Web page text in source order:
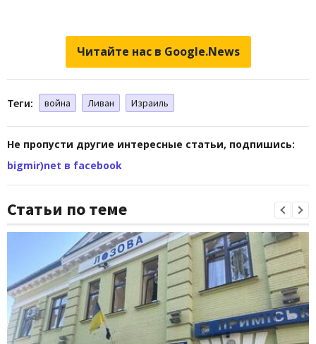
Читайте нас в Google.News
Теги: война Ливан Израиль
Не пропусти другие интересные статьи, подпишись:
bigmir)net в facebook
Статьи по теме